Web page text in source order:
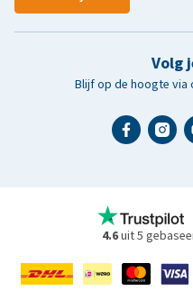
Volg
Blijf op de hoogte via
4.6uit 5